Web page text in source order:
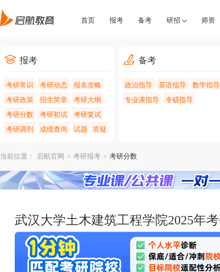
首页 报考 备考 研招 师资
报考
考研常识 考研动态
报名攻略
考研政策
招生简章
考研大纲
考研分数
考研初试
考研复试
考研调剂
成绩查询 试题 答疑
备考
政治指导 英语指导
数学指导
专业课指导
专硕指导
当前位置： 启航官网 > 考研报考 > 考研分数
武汉大学土木建筑工程学院2025年